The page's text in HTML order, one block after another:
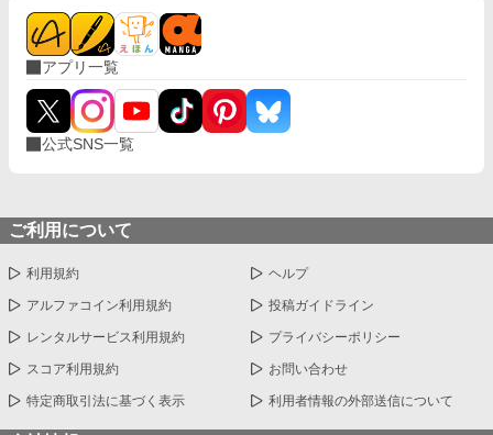
アプリ一覧
公式SNS一覧
ご利用について
利用規約 ヘルプ
アルファコイン利用規約 投稿ガイドライン
レンタルサービス利用規約 プライバシーポリシー
スコア利用規約 お問い合わせ
特定商取引法に基づく表示 利用者情報の外部送信について